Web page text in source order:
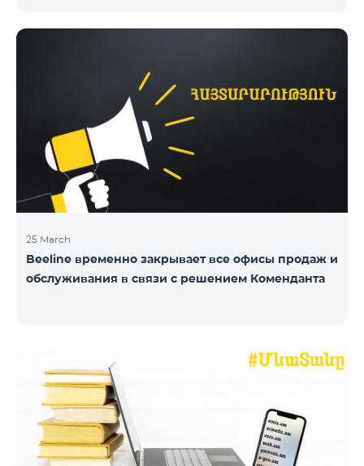
25 March
Beeline временно закрывает все офисы продаж и
обслуживания в связи с решением Коменданта